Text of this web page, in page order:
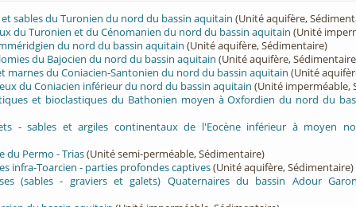
et sables du Turonien du nord du bassin aquitain (Unité aquifère,
du Turonien et du Cénomanien du nord du bassin aquitain (Unité
du nord du bassin aquitain (Unité aquifère, Sédimentaire)
du Bajocien du nord du bassin aquitain (Unité aquifère,
marnes du Coniacien-Santonien du nord du bassin aquitain (Unité
du Coniacien inférieur du nord du bassin aquitain (Unité imperméable,
et bioclastiques du Bathonien moyen à Oxfordien du nord du
- sables et argiles continentaux de l'Eocène inférieur à moyen
du Permo - Trias(Unité semi-perméable, Sédimentaire)
infra-Toarcien - parties profondes captives(Unité aquifère, Sédimentaire)
(sables - graviers et galets) Quaternaires du bassin Adour